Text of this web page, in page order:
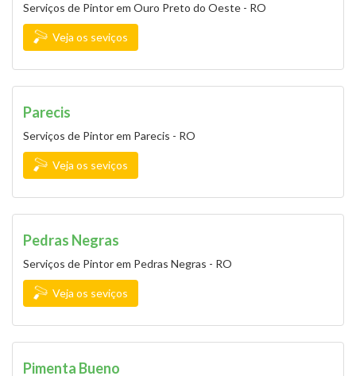
Serviços de Pintor em Ouro Preto do Oeste - RO
Veja os seviços
Parecis
Serviços de Pintor em Parecis - RO
Veja os seviços
Pedras Negras
Serviços de Pintor em Pedras Negras - RO
Veja os seviços
Pimenta Bueno